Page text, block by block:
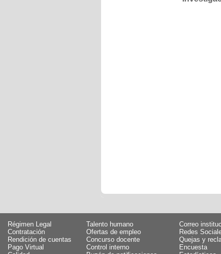
Régimen Legal
Talento humano
Contratación
Ofertas de empleo
Rendición de cuentas
Concurso docente
Pago Virtual
Control interno
Correo
Redes
Quejas y
Encuesta